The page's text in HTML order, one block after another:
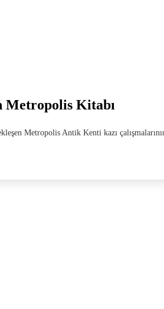
Metropolis Kitabı
Metropolis Antik Kenti kazı